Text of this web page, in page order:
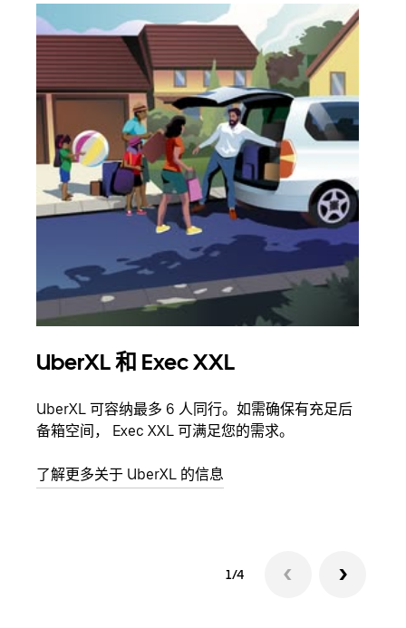
UberXL 和 Exec XXL
UberXL 可容纳最多 6 人同行。如需确保有充足后
备箱空间， Exec XXL 可满足您的需求。
了解更多关于 UberXL 的信息
1/4